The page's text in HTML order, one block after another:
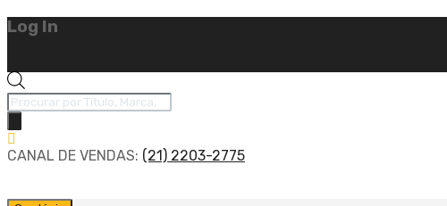
Log In
Pesquisar
produtos
CANAL DE VENDAS: (21) 2203-2775